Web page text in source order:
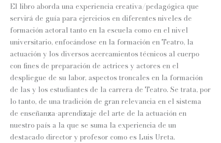
El libro aborda una experiencia creativa/pedagógica que
servirá de guía para ejercicios en diferentes niveles de
formación actoral tanto en la escuela como en el nivel
universitario, enfocándose en la formación en Teatro, la
actuación y los diversos acercamientos técnicos al cuerpo
con fines de preparación de actrices y actores en el
despliegue de su labor, aspectos troncales en la formación
de las y los estudiantes de la carrera de Teatro. Se trata, por
lo tanto, de una tradición de gran relevancia en el sistema
de enseñanza-aprendizaje del arte de la actuación en
nuestro país a la que se suma la experiencia de un
destacado director y profesor como es Luis Ureta.